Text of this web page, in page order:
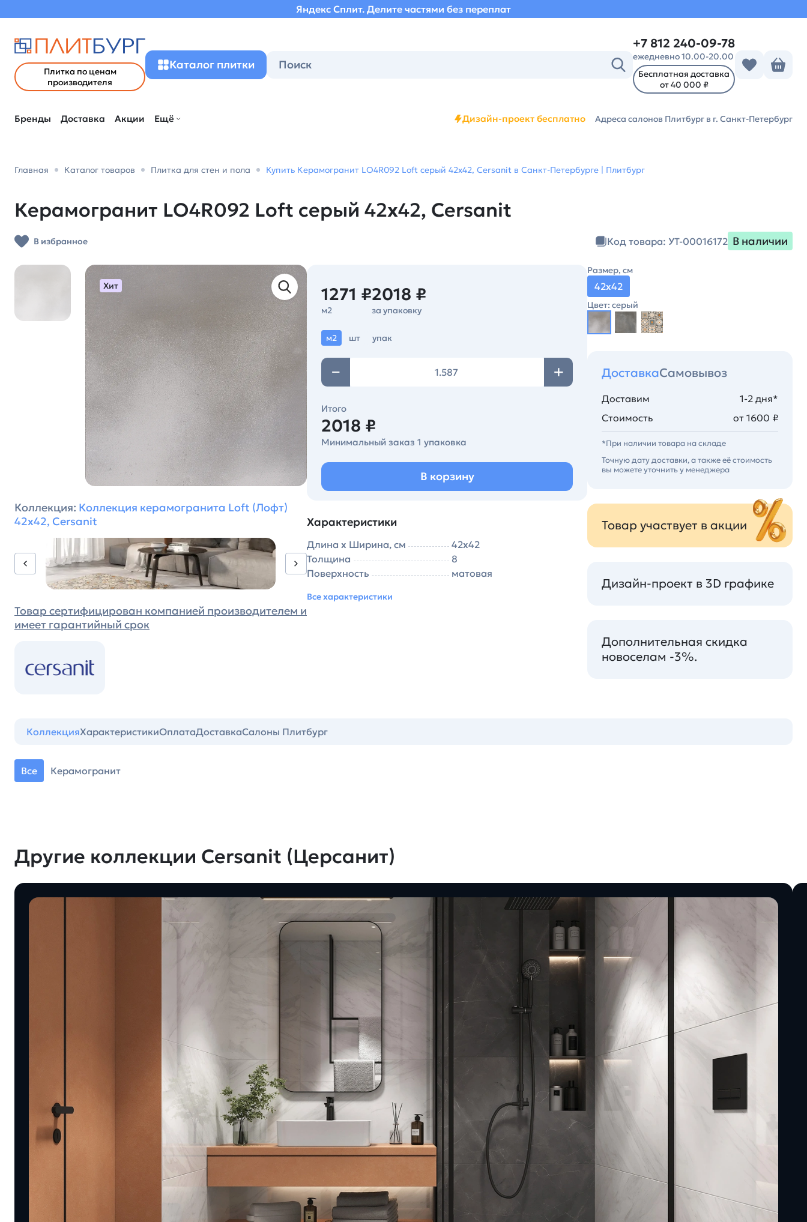
Яндекс Сплит. Делите частями без переплат
Плитка по ценам
производителя
Каталог плитки
+7 812 240-09-78
ежедневно 10.00-20.00
Бесплатная доставка
от 40 000 ₽
Бренды Доставка Акции Ещё Дизайн-проект бесплатно Адреса салонов Плитбург в г. Санкт-Петербург
Главная Каталог товаров Плитка для стен и пола Купить Керамогранит LO4R092 Loft серый 42х42, Cersanit в Санкт-Петербурге | Плитбург
Керамогранит LO4R092 Loft серый 42х42, Cersanit
В избранное Код товара: УТ-00016172 В наличии
Хит
Коллекция: Коллекция керамогранита Loft (Лофт)
42х42, Cersanit
Товар сертифицирован компанией производителем и
имеет гарантийный срок
1271 ₽
м2
2018 ₽
за упаковку
м2 шт упак
Итого
2018 ₽
Минимальный заказ 1 упаковка
В корзину
Характеристики
Длина х Ширина, см
42х42
Толщина
8
Поверхность
матовая
Все характеристики
Размер, см
42х42
Цвет: серый
ДоставкаСамовывоз
Доставим
1-2 дня*
Стоимость
от 1600 ₽
*При наличии товара на складе
Точную дату доставки, а также её стоимость
вы можете уточнить у менеджера
Товар участвует в акции
Дизайн-проект в 3D графике
Дополнительная скидка
новоселам -3%.
КоллекцияХарактеристикиОплатаДоставкаСалоны Плитбург
Все Керамогранит
Другие коллекции Cersanit (Церсанит)